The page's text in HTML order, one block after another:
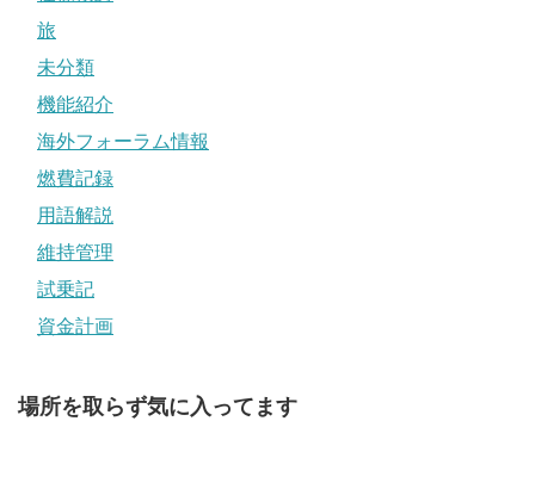
旅
未分類
機能紹介
海外フォーラム情報
燃費記録
用語解説
維持管理
試乗記
資金計画
場所を取らず気に入ってます